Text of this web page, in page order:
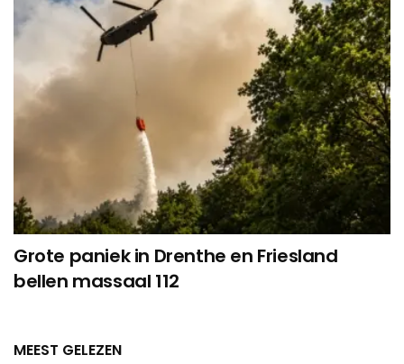
Grote paniek in Drenthe en Friesland
bellen massaal 112
MEEST GELEZEN